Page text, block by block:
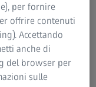
visione
per fornire
offrire contenuti
Accettando
anche di
del browser per
sulle